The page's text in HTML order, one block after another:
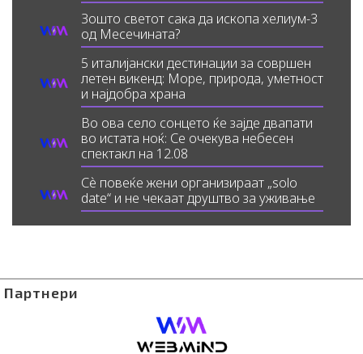
Зошто светот сака да ископа хелиум-3
од Месечината?
5 италијански дестинации за совршен
летен викенд: Море, природа, уметност
и најдобра храна
Во ова село сонцето ќе зајде двапати
во истата ноќ: Се очекува небесен
спектакл на 12.08
Сè повеќе жени организираат „solo
date“ и не чекаат друштво за уживање
Партнери